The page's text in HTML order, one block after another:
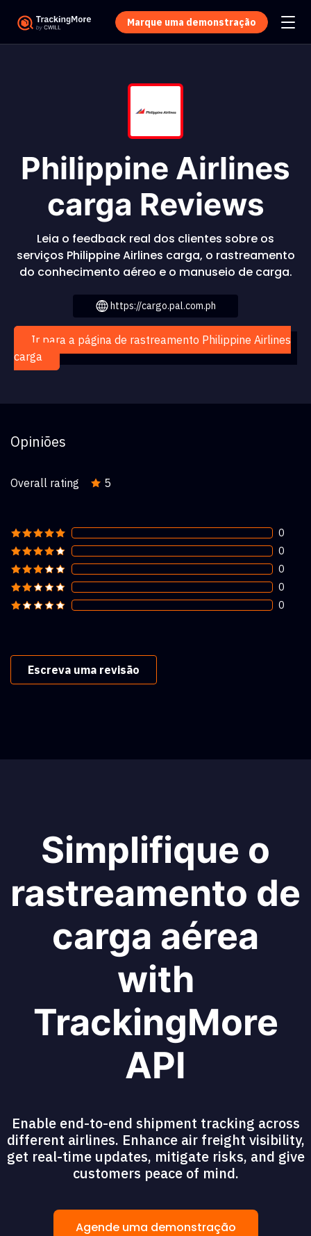
Marque uma demonstração
Philippine Airlines
carga Reviews
Leia o feedback real dos clientes sobre os
serviços Philippine Airlines carga, o rastreamento
do conhecimento aéreo e o manuseio de carga.
https://cargo.pal.com.ph
Ir para a página de rastreamento Philippine Airlines
carga
Opiniões
Overall rating 5
0
0
0
0
0
Escreva uma revisão
Simplifique o
rastreamento de
carga aérea
with
TrackingMore
API
Enable end-to-end shipment tracking across
different airlines. Enhance air freight visibility,
get real-time updates, mitigate risks, and give
customers peace of mind.
Agende uma demonstração